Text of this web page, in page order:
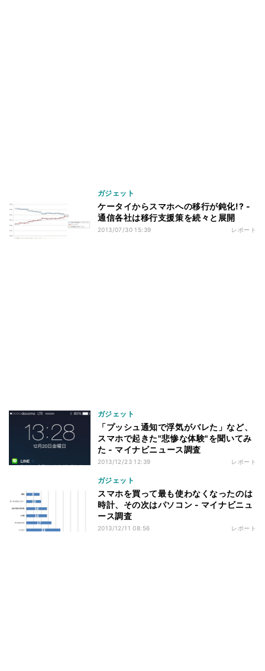
ガジェット
ケータイからスマホへの移行が鈍化!? -
通信各社は移行支援策を続々と展開
2013/07/30 15:39 レポート
ガジェット
「プッシュ通知で浮気がバレた」など、
スマホで起きた"悲惨な体験"を聞いてみ
た - マイナビニュース調査
2013/12/23 12:39 レポート
ガジェット
スマホを買って最も使わなくなったのは
時計、その次はパソコン - マイナビニュ
ース調査
2013/12/11 08:56 レポート